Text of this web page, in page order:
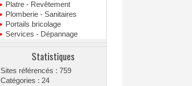
Platre - Revêtement
Plomberie - Sanitaires
Portails bricolage
Services - Dépannage
Statistiques
Sites référencés : 759
Catégories : 24